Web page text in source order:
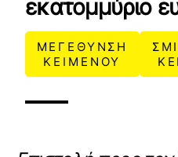
εκατομμύριο
ΜΕΓΕΘΥΝΣΗ
ΚΕΙΜΕΝΟΥ